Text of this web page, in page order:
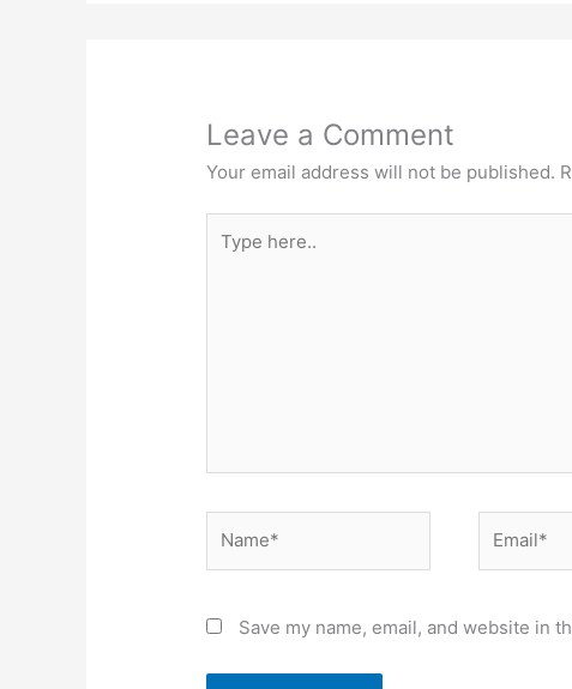
Leave a Comment
Your email address will not be published.
here..
Save my name, email, and website in